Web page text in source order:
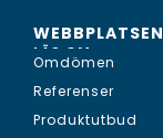
WEBBPLATSEN
LÄS OM...
Omdömen
Referenser
Produktutbud